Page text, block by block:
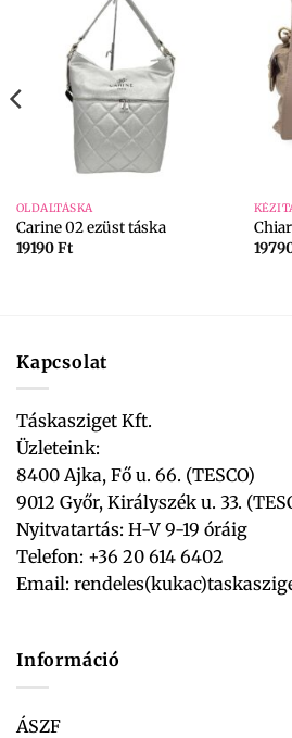
OLDALTÁSKA
Carine 02 ezüst táska
19190Ft
Kapcsolat
Táskasziget Kft.
Üzleteink:
8400 Ajka, Fő u. 66. (TESCO)
9012 Győr, Királyszék u. 33.
Nyitvatartás: H-V 9-19 óráig
Telefon: +36 20 614 6402
Email:
Információ
ÁSZF